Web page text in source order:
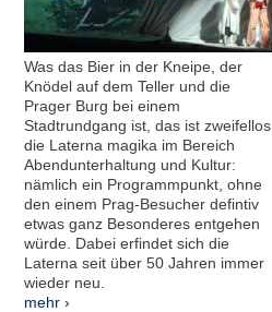
Was das Bier in der Kneipe, der
Knödel auf dem Teller und die
Prager Burg bei einem
Stadtrundgang ist, das ist zweifellos
die Laterna magika im Bereich
Abendunterhaltung und Kultur:
nämlich ein Programmpunkt, ohne
den einem Prag-Besucher defintiv
etwas ganz Besonderes entgehen
würde. Dabei erfindet sich die
Laterna seit über 50 Jahren immer
wieder neu.
mehr ›